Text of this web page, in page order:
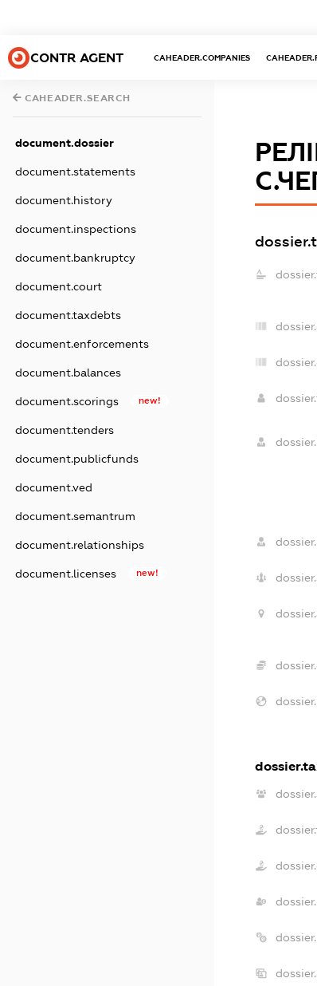
CONTR AGENT CAHEADER.COMPANIES
CAHEADER.SEARCH
document.dossier
document.statements
document.history
document.inspections
document.bankruptcy
document.court
document.taxdebts
document.enforcements
document.balances
document.scorings new!
document.tenders
document.publicfunds
document.ved
document.semantrum
document.relationships
document.licenses new!